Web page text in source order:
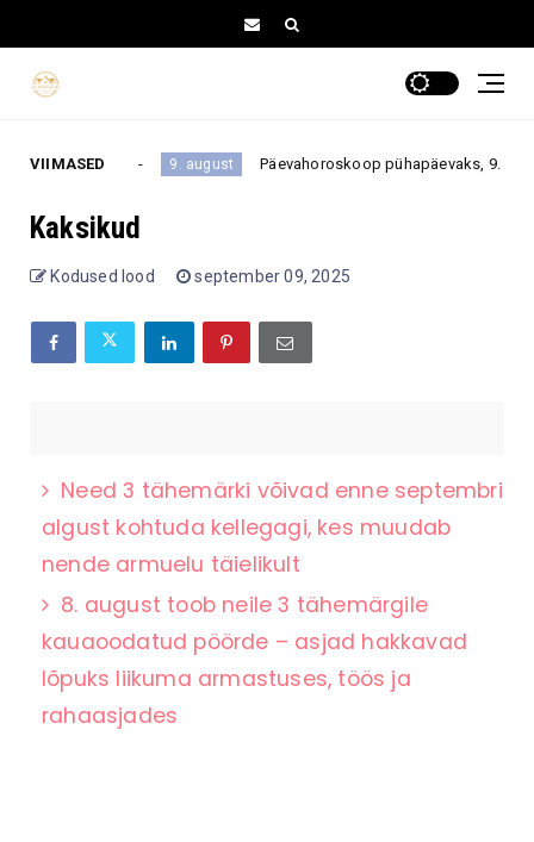
VIIMASED
ei tehta? 9. august Päevahoroskoop pühapäevaks, 9.
Kaksikud
Kodused lood september 09, 2025
Need 3 tähemärki võivad enne septembri
algust kohtuda kellegagi, kes muudab
nende armuelu täielikult
8. august toob neile 3 tähemärgile
kauaoodatud pöörde – asjad hakkavad
lõpuks liikuma armastuses, töös ja
rahaasjades